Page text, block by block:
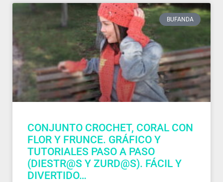
BUFANDA
CONJUNTO CROCHET, CORAL CON
FLOR Y FRUNCE. GRÁFICO Y
TUTORIALES PASO A PASO
(DIESTR@S Y ZURD@S). FÁCIL Y
DIVERTIDO…